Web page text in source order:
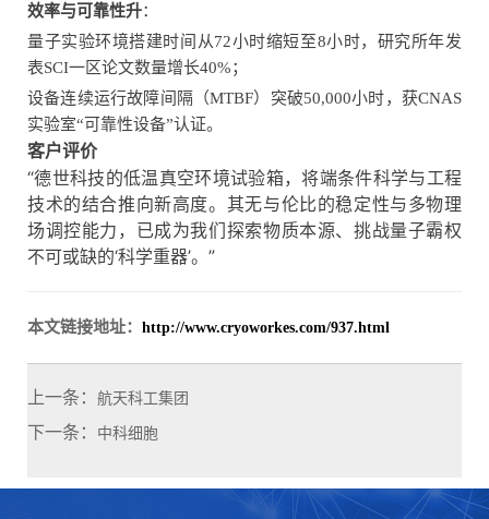
效率与可靠性升：
量子实验环境搭建时间从72小时缩短至8小时，研究所年发
表SCI一区论文数量增长40%；
设备连续运行故障间隔（MTBF）突破50,000小时，获CNAS
实验室“可靠性设备”认证。
客户评价
“德世科技的低温真空环境试验箱，将端条件科学与工程
技术的结合推向新高度。其无与伦比的稳定性与多物理
场调控能力，已成为我们探索物质本源、挑战量子霸权
不可或缺的‘科学重器’。”
本文链接地址： http://www.cryoworkes.com/937.html
上一条： 航天科工集团
下一条： 中科细胞